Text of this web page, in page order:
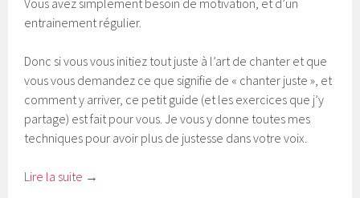
Vous avez simplement besoin de motivation, et d’un
entrainement régulier.
Donc si vous vous initiez tout juste à l’art de chanter et que
vous vous demandez ce que signifie de « chanter juste », et
comment y arriver, ce petit guide (et les exercices que j’y
partage) est fait pour vous. Je vous y donne toutes mes
techniques pour avoir plus de justesse dans votre voix.
Lire la suite →